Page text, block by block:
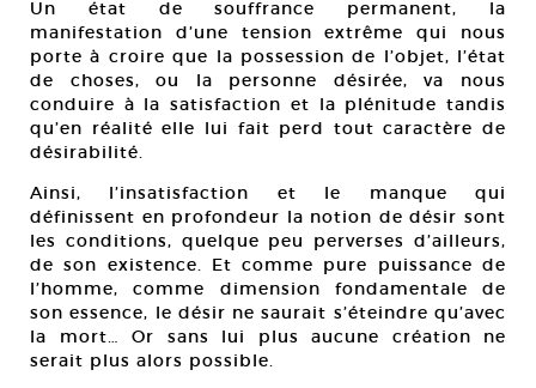
Un état de souffrance permanent, la
manifestation d’une tension extrême qui nous
porte à croire que la possession de l’objet, l’état
de choses, ou la personne désirée, va nous
conduire à la satisfaction et la plénitude tandis
qu’en réalité elle lui fait perd tout caractère de
désirabilité.
Ainsi, l’insatisfaction et le manque qui
définissent en profondeur la notion de désir sont
les conditions, quelque peu perverses d’ailleurs,
de son existence. Et comme pure puissance de
l’homme, comme dimension fondamentale de
son essence, le désir ne saurait s’éteindre qu’avec
la mort… Or sans lui plus aucune création ne
serait plus alors possible.